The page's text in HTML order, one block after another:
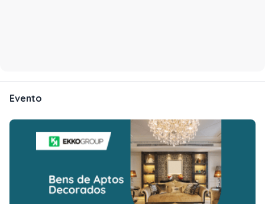
Evento